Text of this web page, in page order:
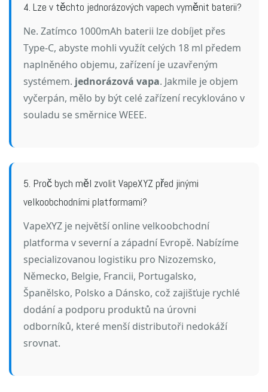
4. Lze v těchto jednorázových vapech vyměnit baterii?
Ne. Zatímco 1000mAh baterii lze dobíjet přes
Type-C, abyste mohli využít celých 18 ml předem
naplněného objemu, zařízení je uzavřeným
systémem. jednorázová vapa. Jakmile je objem
vyčerpán, mělo by být celé zařízení recyklováno v
souladu se směrnice WEEE.
5. Proč bych měl zvolit VapeXYZ před jinými
velkoobchodními platformami?
VapeXYZ je největší online velkoobchodní
platforma v severní a západní Evropě. Nabízíme
specializovanou logistiku pro Nizozemsko,
Německo, Belgie, Francii, Portugalsko,
Španělsko, Polsko a Dánsko, což zajišťuje rychlé
dodání a podporu produktů na úrovni
odborníků, které menší distributoři nedokáží
srovnat.